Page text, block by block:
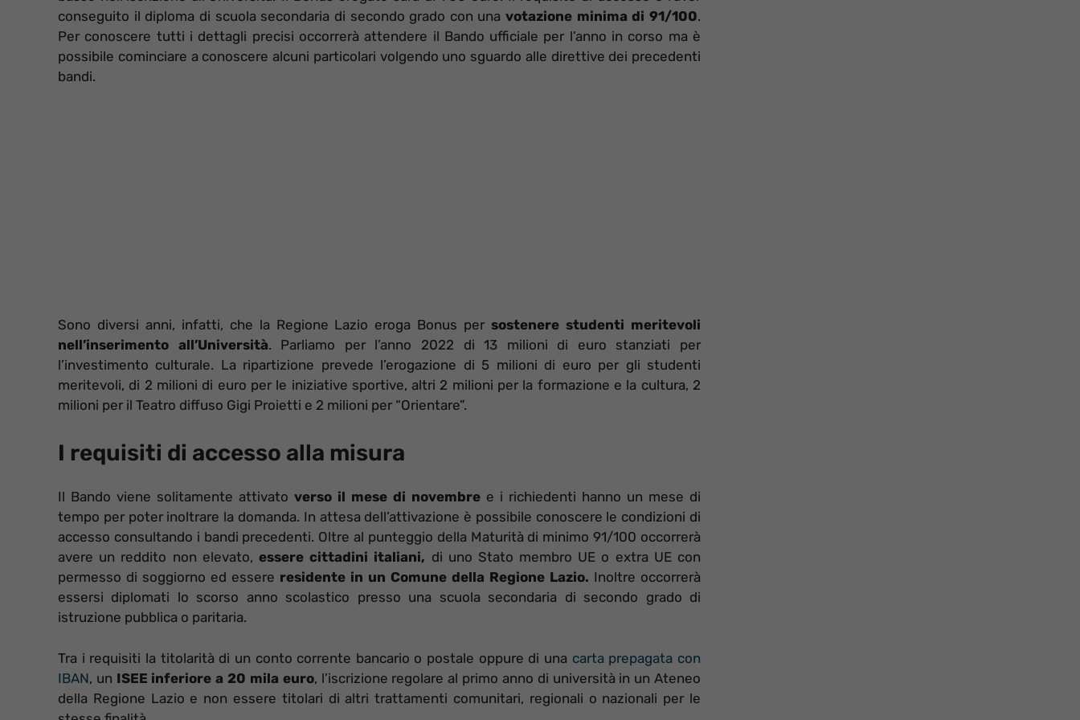
conseguito il diploma di scuola secondaria di secondo grado con unavotazione minima di 91/100.
Per conoscere tutti i dettagli precisi occorrerà attendere il Bando ufficiale per l’anno in corso ma è
possibile cominciare a conoscere alcuni particolari volgendo uno sguardo alle direttive dei precedenti
bandi.
Sono diversi anni, infatti, che la Regione Lazio eroga Bonus per sostenere studenti meritevoli
nell’inserimento all’Università. Parliamo per l’anno 2022 di 13 milioni di euro stanziati per
l’investimento culturale. La ripartizione prevede l’erogazione di 5 milioni di euro per gli studenti
meritevoli, di 2 milioni di euro per le iniziative sportive, altri 2 milioni per la formazione e la cultura, 2
milioni per il Teatro diffuso Gigi Proietti e 2 milioni per “Orientare”.
I requisiti di accesso alla misura
Il Bando viene solitamente attivato verso il mese di novembre e i richiedenti hanno un mese di
tempo per poter inoltrare la domanda. In attesa dell’attivazione è possibile conoscere le condizioni di
accesso consultando i bandi precedenti. Oltre al punteggio della Maturità di minimo 91/100 occorrerà
avere un reddito non elevato, essere cittadini italiani, di uno Stato membro UE o extra UE con
permesso di soggiorno ed essere residente in un Comune della Regione Lazio. Inoltre occorrerà
essersi diplomati lo scorso anno scolastico presso una scuola secondaria di secondo grado di
istruzione pubblica o paritaria.
Tra i requisiti la titolarità di un conto corrente bancario o postale oppure di una carta prepagata con
IBAN, un ISEE inferiore a 20 mila euro, l’iscrizione regolare al primo anno di università in un Ateneo
della Regione Lazio e non essere titolari di altri trattamenti comunitari, regionali o nazionali per le